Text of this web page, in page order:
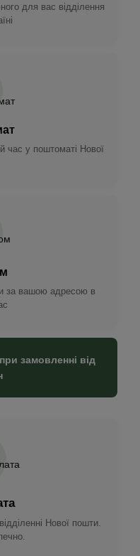
для вас відділення
час у поштоматі Нової
за вашою адресою в
замовленні від
Нової пошти.